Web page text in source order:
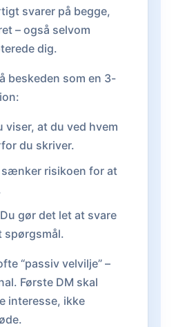
svarer på begge,
– også selvom
dig.
beskeden som en 3-
viser, at du ved hvem
du skriver.
sænker risikoen for at
Du gør det let at svare
spørgsmål.
“passiv velvilje” –
Første DM skal
interesse, ikke